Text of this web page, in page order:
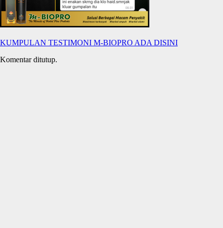
KUMPULAN TESTIMONI M-BIOPRO ADA DISINI
Komentar ditutup.